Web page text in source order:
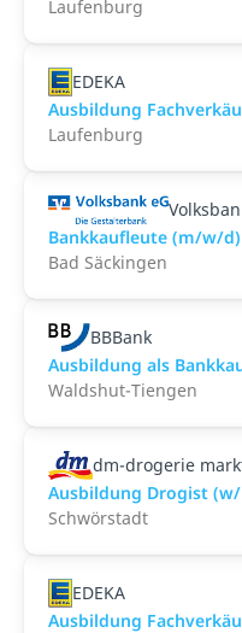
Laufenburg
EDEKA
Ausbildung
Laufenburg
Bankkaufleute (m/w/
Bad Säckingen
BBBank
Ausbildung als
Waldshut-Tiengen
dm-drogerie
Ausbildung Drogist
Schwörstadt
EDEKA
Ausbildung